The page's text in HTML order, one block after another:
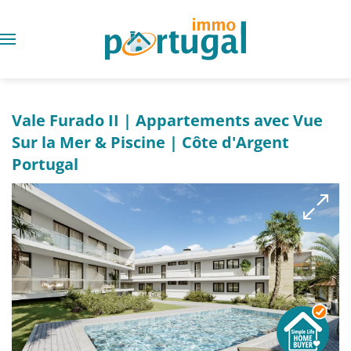
Vale Furado II | Appartements avec Vue
Sur la Mer & Piscine | Côte d'Argent
Portugal